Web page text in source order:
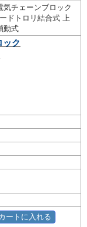
気チェーンブロック
ドトロリ結合式 上
動式
ック
ートに入れる